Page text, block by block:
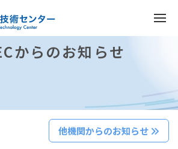
からのお知らせ
他機関からのお知らせ